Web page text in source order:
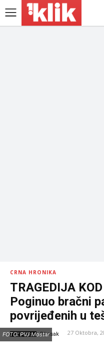
CRNA HRONIKA
TRAGEDIJA
Poginuo bračni
povrijeđenih u
IZVOR: Bljesak 27 Oktobra,
FOTO: PVJ Mostar